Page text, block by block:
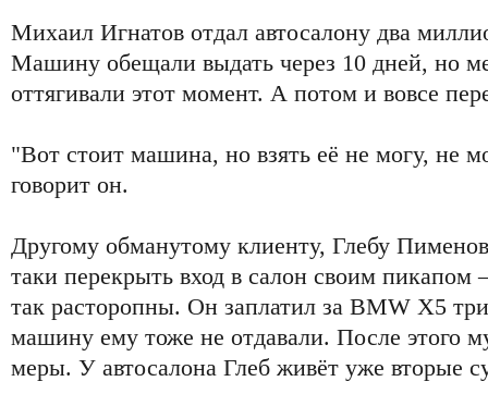
Михаил Игнатов отдал автосалону два
Машину обещали выдать через 10 дней, но
оттягивали этот момент. А потом и вовсе
"Вот стоит машина, но взять её не могу, не
говорит он.
Другому обманутому клиенту, Глебу
таки перекрыть вход в салон своим
так расторопны. Он заплатил за BMW X5
машину ему тоже не отдавали. После этого
меры. У автосалона Глеб живёт уже вторые